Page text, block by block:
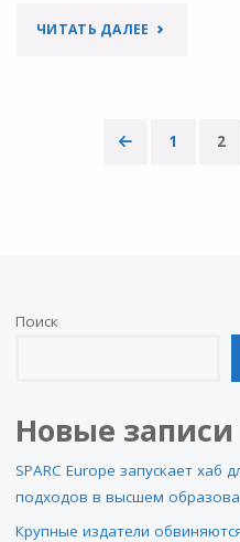
ЧИТАТЬ ДАЛЕЕ
1 2
Поиск
Новые записи
SPARC Europe запускает
подходов в высшем
Крупные издатели